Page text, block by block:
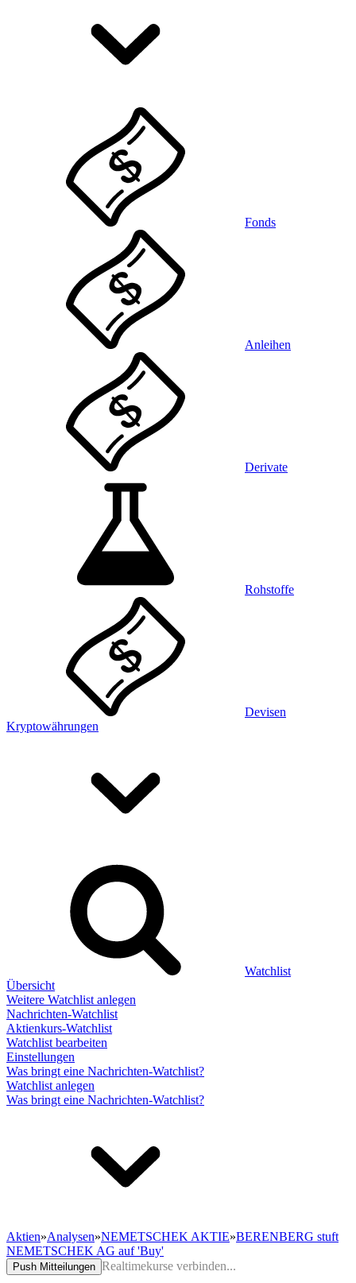
Fonds
Anleihen
Derivate
Rohstoffe
Devisen
Kryptowährungen
Watchlist
Übersicht
Weitere Watchlist anlegen
Nachrichten-Watchlist
Aktienkurs-Watchlist
Watchlist bearbeiten
Einstellungen
Was bringt eine Nachrichten-Watchlist?
Watchlist anlegen
Was bringt eine Nachrichten-Watchlist?
Aktien»Analysen»NEMETSCHEK AKTIE»BERENBERG stuft
NEMETSCHEK AG auf 'Buy'
Push Mitteilungen Realtimekurse verbinden...